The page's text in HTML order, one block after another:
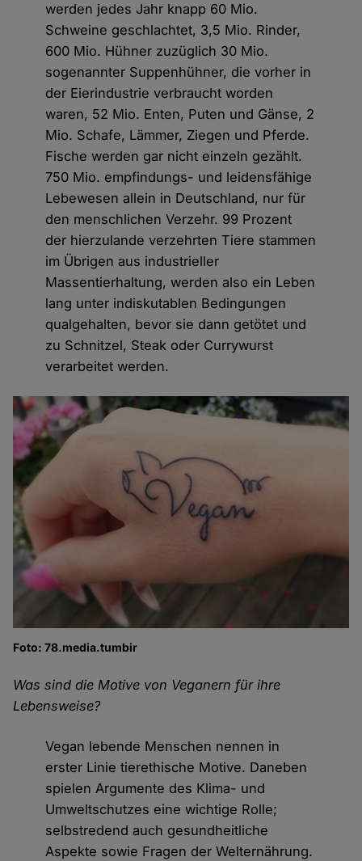
werden jedes Jahr knapp 60 Mio.
Schweine geschlachtet, 3,5 Mio. Rinder,
600 Mio. Hühner zuzüglich 30 Mio.
sogenannter Suppenhühner, die vorher in
der Eierindustrie verbraucht worden
waren, 52 Mio. Enten, Puten und Gänse, 2
Mio. Schafe, Lämmer, Ziegen und Pferde.
Fische werden gar nicht einzeln gezählt.
750 Mio. empfindungs- und leidensfähige
Lebewesen allein in Deutschland, nur für
den menschlichen Verzehr. 99 Prozent
der hierzulande verzehrten Tiere stammen
im Übrigen aus industrieller
Massentierhaltung, werden also ein Leben
lang unter indiskutablen Bedingungen
qualgehalten, bevor sie dann getötet und
zu Schnitzel, Steak oder Currywurst
verarbeitet werden.
Foto: 78.media.tumbir
Was sind die Motive von Veganern für ihre
Lebensweise?
Vegan lebende Menschen nennen in
erster Linie tierethische Motive. Daneben
spielen Argumente des Klima- und
Umweltschutzes eine wichtige Rolle;
selbstredend auch gesundheitliche
Aspekte sowie Fragen der Welternährung.